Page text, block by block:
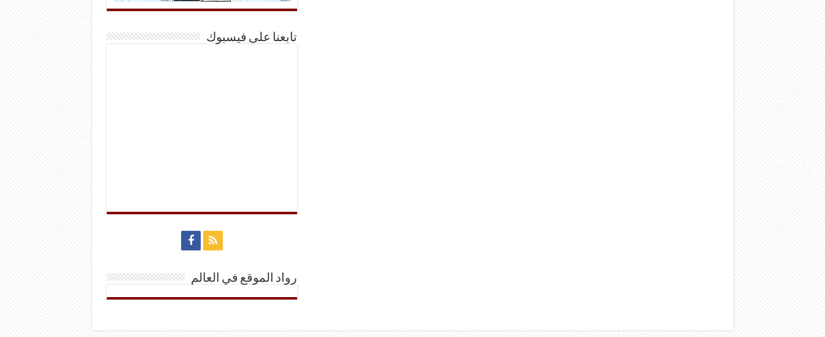
تابعنا على فيسبوك
رواد الموقع في العالم